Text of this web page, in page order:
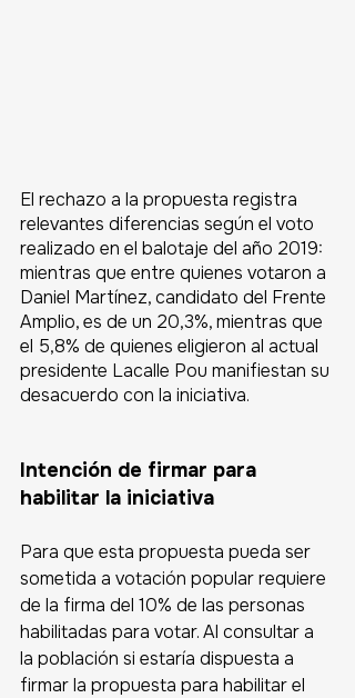
El rechazo a la propuesta registra
relevantes diferencias según el voto
realizado en el balotaje del año 2019:
mientras que entre quienes votaron a
Daniel Martínez, candidato del Frente
Amplio, es de un 20,3%, mientras que
el 5,8% de quienes eligieron al actual
presidente Lacalle Pou manifiestan su
desacuerdo con la iniciativa.
Intención de firmar para
habilitar la iniciativa
Para que esta propuesta pueda ser
sometida a votación popular requiere
de la firma del 10% de las personas
habilitadas para votar. Al consultar a
la población si estaría dispuesta a
firmar la propuesta para habilitar el